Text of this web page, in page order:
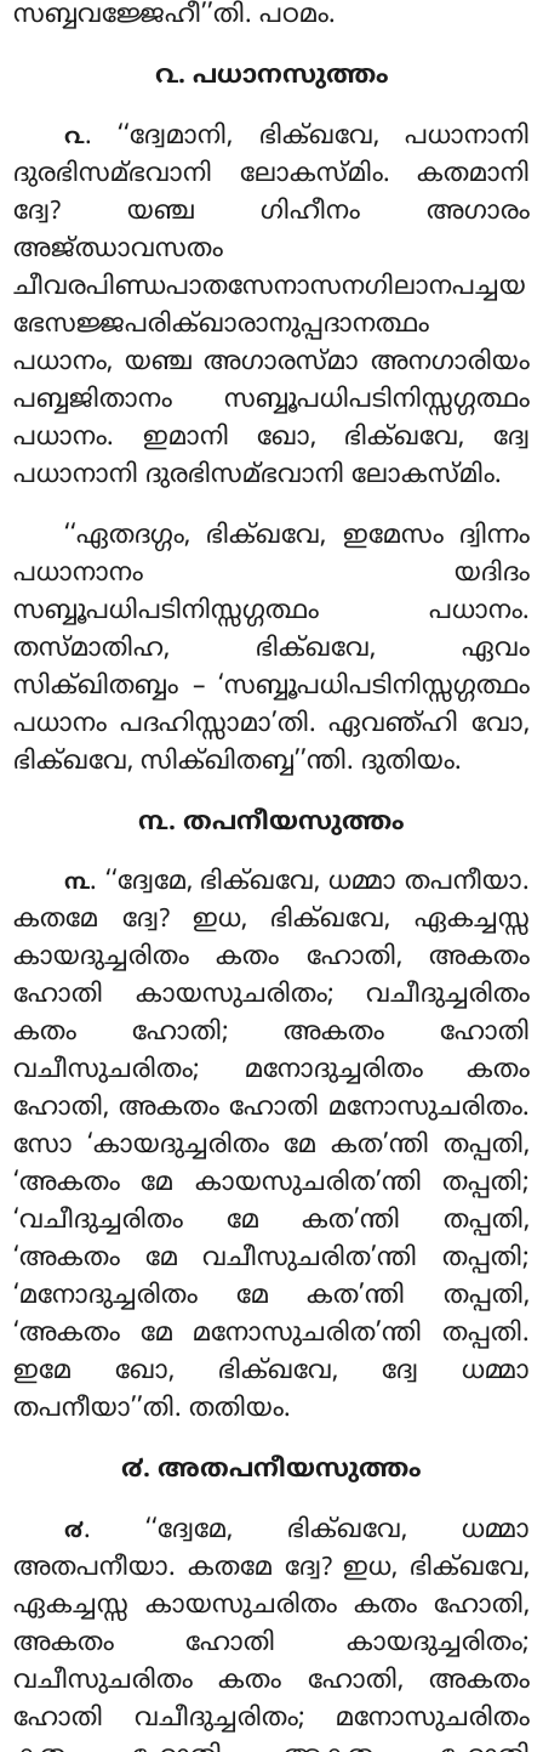
സബ്ബവജ്ജേഹീ’’തി. പഠമം.
൨. പധാനസുത്തം
൨. ‘‘ദ്വേമാനി, ഭിക്ഖവേ, പധാനാനി
ദുരഭിസമ്ഭവാനി ലോകസ്മിം. കതമാനി
ദ്വേ? യഞ്ച ഗിഹീനം അഗാരം
അജ്ഝാവസതം
ചീവരപിണ്ഡപാതസേനാസനഗിലാനപച്ചയ
ഭേസജ്ജപരിക്ഖാരാനുപ്പദാനത്ഥം
പധാനം, യഞ്ച അഗാരസ്മാ അനഗാരിയം
പബ്ബജിതാനം സബ്ബൂപധിപടിനിസ്സഗ്ഗത്ഥം
പധാനം. ഇമാനി ഖോ, ഭിക്ഖവേ, ദ്വേ
പധാനാനി ദുരഭിസമ്ഭവാനി ലോകസ്മിം.
‘‘ഏതദഗ്ഗം, ഭിക്ഖവേ, ഇമേസം ദ്വിന്നം
പധാനാനം യദിദം
സബ്ബൂപധിപടിനിസ്സഗ്ഗത്ഥം പധാനം.
തസ്മാതിഹ, ഭിക്ഖവേ, ഏവം
സിക്ഖിതബ്ബം – ‘സബ്ബൂപധിപടിനിസ്സഗ്ഗത്ഥം
പധാനം പദഹിസ്സാമാ’തി. ഏവഞ്ഹി വോ,
ഭിക്ഖവേ, സിക്ഖിതബ്ബ’’ന്തി. ദുതിയം.
൩. തപനീയസുത്തം
൩. ‘‘ദ്വേമേ, ഭിക്ഖവേ, ധമ്മാ തപനീയാ.
കതമേ ദ്വേ? ഇധ, ഭിക്ഖവേ, ഏകച്ചസ്സ
കായദുച്ചരിതം കതം ഹോതി, അകതം
ഹോതി കായസുചരിതം; വചീദുച്ചരിതം
കതം ഹോതി; അകതം ഹോതി
വചീസുചരിതം; മനോദുച്ചരിതം കതം
ഹോതി, അകതം ഹോതി മനോസുചരിതം.
സോ ‘കായദുച്ചരിതം മേ കത’ന്തി തപ്പതി,
‘അകതം മേ കായസുചരിത’ന്തി തപ്പതി;
‘വചീദുച്ചരിതം മേ കത’ന്തി തപ്പതി,
‘അകതം മേ വചീസുചരിത’ന്തി തപ്പതി;
‘മനോദുച്ചരിതം മേ കത’ന്തി തപ്പതി,
‘അകതം മേ മനോസുചരിത’ന്തി തപ്പതി.
ഇമേ ഖോ, ഭിക്ഖവേ, ദ്വേ ധമ്മാ
തപനീയാ’’തി. തതിയം.
൪. അതപനീയസുത്തം
൪. ‘‘ദ്വേമേ, ഭിക്ഖവേ, ധമ്മാ
അതപനീയാ. കതമേ ദ്വേ? ഇധ, ഭിക്ഖവേ,
ഏകച്ചസ്സ കായസുചരിതം കതം ഹോതി,
അകതം ഹോതി കായദുച്ചരിതം;
വചീസുചരിതം കതം ഹോതി, അകതം
ഹോതി വചീദുച്ചരിതം; മനോസുചരിതം